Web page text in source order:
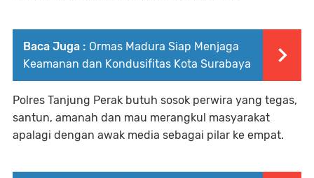
Baca Juga : Ormas Madura Siap Menjaga
Keamanan dan Kondusifitas Kota Surabaya
Polres Tanjung Perak butuh sosok perwira yang tegas,
santun, amanah dan mau merangkul masyarakat
apalagi dengan awak media sebagai pilar ke empat.